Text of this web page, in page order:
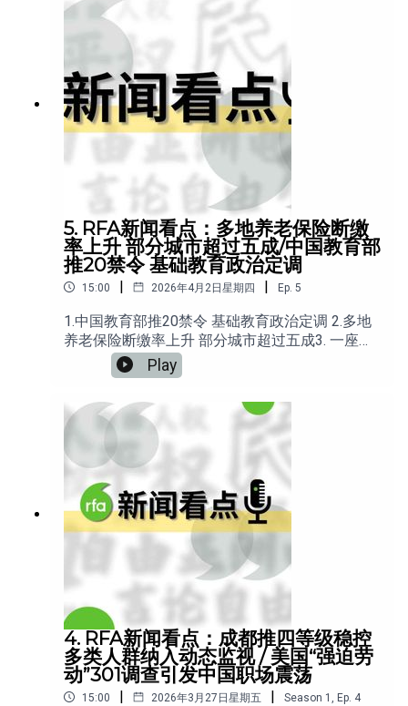
5. RFA新闻看点：多地养老保险断缴
率上升 部分城市超过五成/中国教育部
推20禁令 基础教育政治定调
15:00 | 2026年4月2日星期四 | Ep. 5
1.中国教育部推20禁令 基础教育政治定调 2.多地
养老保险断缴率上升 部分城市超过五成3. 一座火
葬场，如何引爆三天警民对峙？4.山东律师于凯北
京举牌 遭刑事拘留 5.谢阳被判5年当庭提上诉 言
论定罪再掀争议
Play
4. RFA新闻看点：成都推四等级稳控
多类人群纳入动态监视 / 美国“强迫劳
动”301调查引发中国职场震荡
15:00 | 2026年3月27日星期五 | Season 1 , Ep. 4